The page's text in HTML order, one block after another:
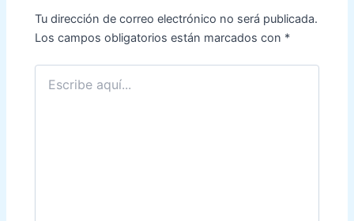
Tu dirección de correo electrónico no será publicada.
Los campos obligatorios están marcados con *
Escribe
aquí...